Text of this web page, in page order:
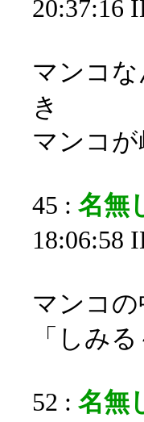
20:37:16
マンコ
き
マンコ
45 : 名無
18:06:58
マンコ
「しみ
52 : 名無